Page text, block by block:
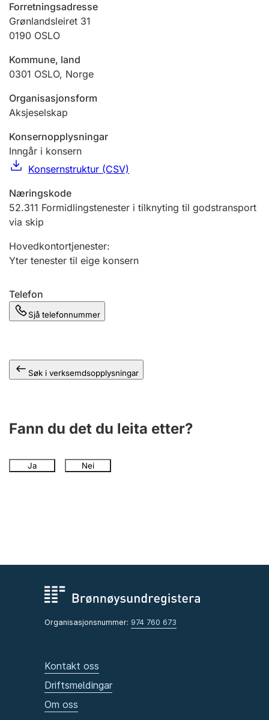
Jeger
Ektepaktrettleiaren
Andre tema
Forretningsadresse
Grønlandsleiret 31
0190 OSLO
Kommune, land
0301 OSLO, Norge
Organisasjonsform
Aksjeselskap
Konsernopplysningar
Inngår i konsern
Konsernstruktur (CSV)
Næringskode
52.311 Formidlingstenester i tilknyting til godstransport
via skip
Hovedkontortjenester:
Yter tenester til eige konsern
Telefon
Sjå telefonnummer
Søk i verksemdsopplysningar
Fann du det du leita etter?
Ja Nei
Organisasjonsnummer: 974 760 673
Kontakt oss
Driftsmeldingar
Om oss